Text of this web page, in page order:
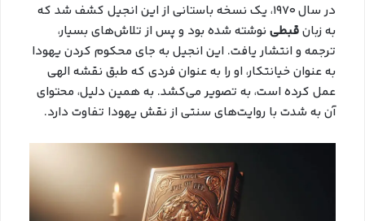
در سال 1970، یک نسخه باستانی از این انجیل کشف شد که
به زبانقبطینوشته شده بود و پس از تلاش‌های بسیار،
ترجمه و انتشار یافت. این انجیل به جای محکوم کردن یهودا
به عنوان خیانتکار، او را به عنوان فردی که طبق نقشه الهی
عمل کرده است، به تصویر می‌کشد. به همین دلیل، محتوای
آن به شدت با روایت‌های سنتی از نقش یهودا تفاوت دارد.